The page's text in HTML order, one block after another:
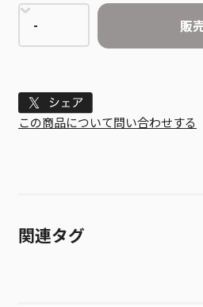
販
Tweet
この商品について問い合わせする
関連タグ